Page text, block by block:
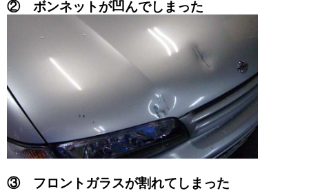
② ボンネットが凹んでしまった
③ フロントガラスが割れてしまった